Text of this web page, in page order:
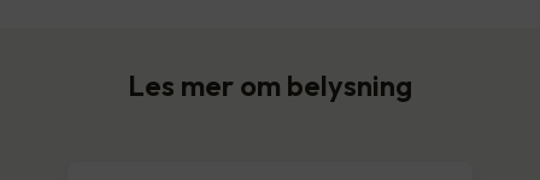
Les mer om belysning